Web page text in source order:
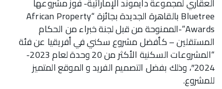
Bluetree بالقاهرة الجديدة بجائزة “African Property
Awards”-الممنوحة من قبل لجنة خبراء من الحكام
المستقلين – كأفضل مشروع سكني في أفريقيا عن فئة
“المشروعات السكنية الأكثر من 20 وحدة لعام 2023-
2024″، وذلك بفضل التصميم الفريد و الموقع المتميز
للمشروع.